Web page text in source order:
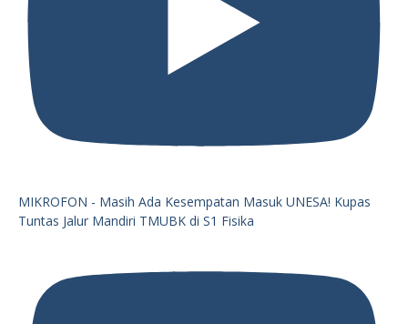
MIKROFON - Masih Ada Kesempatan Masuk UNESA! Kupas
Tuntas Jalur Mandiri TMUBK di S1 Fisika